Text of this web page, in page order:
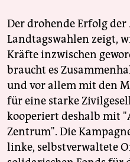
Der drohende Erfolg
Landtagswahlen zeigt,
Kräfte inzwischen
braucht es
und vor allem mit den
für eine starke
kooperiert deshalb mit
Zentrum". Die
linke, selbstverwaltete